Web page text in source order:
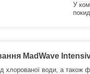
У
MadWave
хлорованої води, а також